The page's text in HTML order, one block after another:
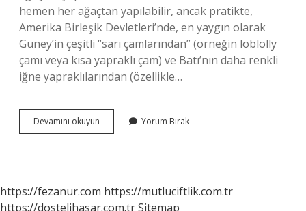
hemen her ağaçtan yapılabilir, ancak pratikte,
Amerika Birleşik Devletleri’nde, en yaygın olarak
Güney’in çeşitli “sarı çamlarından” (örneğin loblolly
çamı veya kısa yapraklı çam) ve Batı’nın daha renkli
iğne yapraklılarından (özellikle…
Devamını okuyun
Telefon
Yorum Bırak
https://fezanur.com https://mutluciftlik.com.tr
https://dostelihasar.com.trSitemap